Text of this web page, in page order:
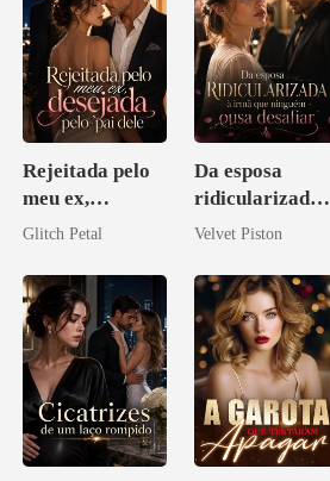
Rejeitada pelo
meu ex,
desejada pelo
Glitch Petal
Da esposa
ridicularizada à
irmã que
desafiar
Velvet Piston